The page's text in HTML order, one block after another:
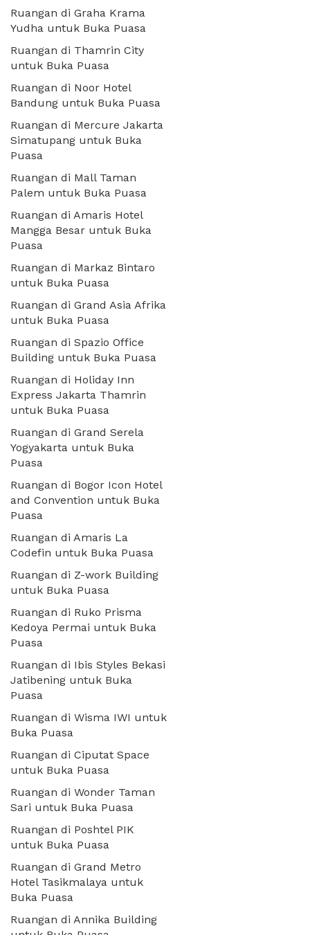
Ruangan di Graha Krama
Yudha untuk Buka Puasa
Ruangan di Thamrin City
untuk Buka Puasa
Ruangan di Noor Hotel
Bandung untuk Buka Puasa
Ruangan di Mercure Jakarta
Simatupang untuk Buka
Puasa
Ruangan di Mall Taman
Palem untuk Buka Puasa
Ruangan di Amaris Hotel
Mangga Besar untuk Buka
Puasa
Ruangan di Markaz Bintaro
untuk Buka Puasa
Ruangan di Grand Asia Afrika
untuk Buka Puasa
Ruangan di Spazio Office
Building untuk Buka Puasa
Ruangan di Holiday Inn
Express Jakarta Thamrin
untuk Buka Puasa
Ruangan di Grand Serela
Yogyakarta untuk Buka
Puasa
Ruangan di Bogor Icon Hotel
and Convention untuk Buka
Puasa
Ruangan di Amaris La
Codefin untuk Buka Puasa
Ruangan di Z-work Building
untuk Buka Puasa
Ruangan di Ruko Prisma
Kedoya Permai untuk Buka
Puasa
Ruangan di Ibis Styles Bekasi
Jatibening untuk Buka
Puasa
Ruangan di Wisma IWI untuk
Buka Puasa
Ruangan di Ciputat Space
untuk Buka Puasa
Ruangan di Wonder Taman
Sari untuk Buka Puasa
Ruangan di Poshtel PIK
untuk Buka Puasa
Ruangan di Grand Metro
Hotel Tasikmalaya untuk
Buka Puasa
Ruangan di Annika Building